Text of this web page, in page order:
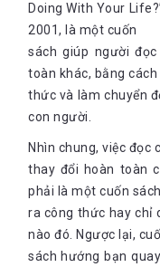
Doing With Your
2001, là một cuốn
sách giúp người
toàn khác, bằng cách
thức và làm chuyển
con người.
Nhìn chung, việc đọc
thay đổi hoàn toàn
phải là một cuốn
ra công thức hay chỉ
nào đó. Ngược lại,
sách hướng bạn